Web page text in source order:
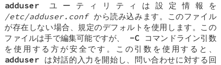
adduser ユーティリティは設定情報を
/etc/adduser.confから読み込みます。このファイル
が存在しない場合、規定のデフォルトを使用します。この
ファイルは手で編集可能ですが、 -C コマンドライン引数
を使用する方が安全です。この引数を使用すると、
adduser は対話的入力を開始し、問い合わせに対する回